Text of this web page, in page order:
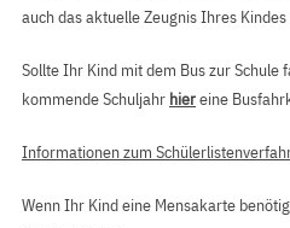
auch das aktuelle Zeugnis Ihres
Sollte Ihr Kind mit dem Bus zur Schule
kommende Schuljahr hiereine
Informationen zum
Wenn Ihr Kind eine Mensakarte